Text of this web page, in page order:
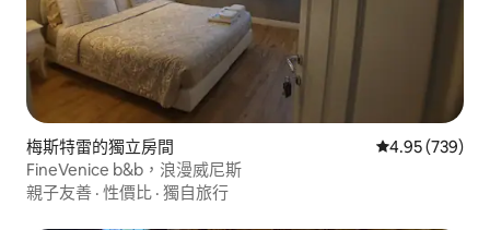
梅斯特雷的獨立房間 從 739 則評價
4.95 (739)
FineVenice b&b，浪漫威尼斯
親子友善 · 性價比 · 獨自旅行